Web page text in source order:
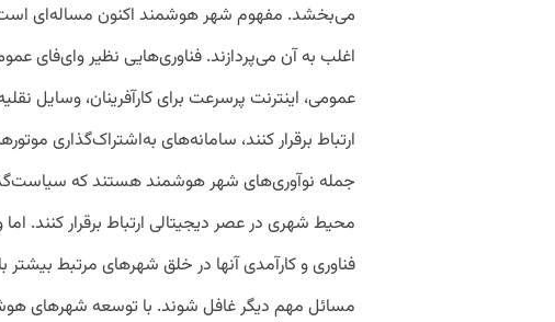
می‌بخشد. مفهوم شهر هوشمند اکنون مساله‌ای
عمومی، اینترنت پرسرعت برای کارآفرینان، وسایل
ارتباط برقرار کنند، سامانه‌های به‌اشتراک‌گذاری
جمله نوآوری‌های شهر هوشمند هستند که
محیط شهری در عصر دیجیتالی ارتباط برقرار کنند.
فناوری و کارآمدی آنها در خلق شهرهای مرتبط
مسائل مهم دیگر غافل شوند. با توسعه شهرهای